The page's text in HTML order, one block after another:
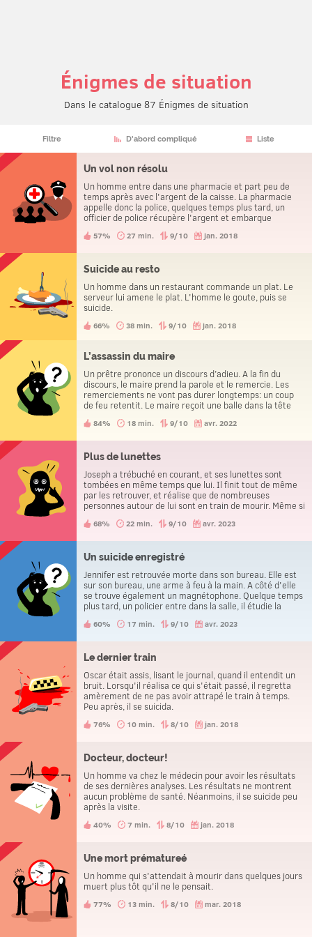
Énigmes de situation
Dans le catalogue 87 Énigmes de situation
Filtre D'abord compliqué Liste
Un vol non résolu
Un homme entre dans une pharmacie et part peu de
temps après avec l'argent de la caisse. La pharmacie
appelle donc la police, quelques temps plus tard, un
officier de police récupère l'argent et embarque
commissariat pour déclarer un vol.
57% 27 min. 9/10 jan. 2018
Suicide au resto
Un homme dans un restaurant commande un plat. Le
serveur lui amene le plat. L'homme le goute, puis se
suicide.
66% 38 min. 9/10 jan. 2018
L’assassin du maire
Un prêtre prononce un discours d’adieu. A la fin du
discours, le maire prend la parole et le remercie. Les
remerciements ne vont pas durer longtemps: un coup
de feu retentit. Le maire reçoit une balle dans la tête
84% 18 min. 9/10 avr. 2022
Plus de lunettes
Joseph a trébuché en courant, et ses lunettes sont
tombées en même temps que lui. Il finit tout de même
par les retrouver, et réalise que de nombreuses
personnes autour de lui sont en train de mourir. Même si
68% 22 min. 9/10 avr. 2023
Un suicide enregistré
Jennifer est retrouvée morte dans son bureau. Elle est
sur son bureau, une arme à feu à la main. A côté d'elle
se trouve également un magnétophone. Quelque temps
plus tard, un policier entre dans la salle, il étudie la
l'enregisteur. Il entend une voix disant:"Je ne veux plus
sait instantanément que Jennifer a été assassinée.
60% 17 min. 9/10 avr. 2023
Le dernier train
Oscar était assis, lisant le journal, quand il entendit un
bruit. Lorsqu'il réalisa ce qui s'était passé, il regretta
amèrement de ne pas avoir attrapé le train à temps.
Peu après, il se suicida.
76% 10 min. 8/10 jan. 2018
Docteur, docteur!
Un homme va chez le médecin pour avoir les résultats
de ses dernières analyses. Les résultats ne montrent
aucun problème de santé. Néanmoins, il se suicide peu
après la visite.
40% 7 min. 8/10 jan. 2018
Une mort prématureé
Un homme qui s'attendait à mourir dans quelques jours
muert plus tôt qu'il ne le pensait.
77% 13 min. 8/10 mar. 2018